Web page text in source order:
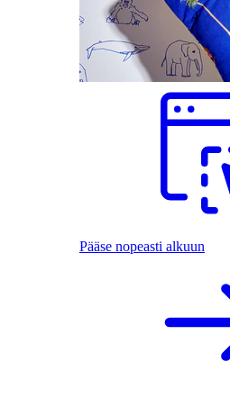
Pääse nopeasti alkuun